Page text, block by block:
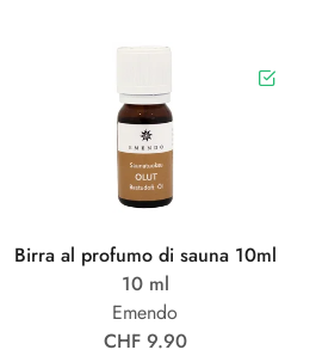
Birra al profumo di sauna 10ml
10 ml
Emendo
CHF 9.90